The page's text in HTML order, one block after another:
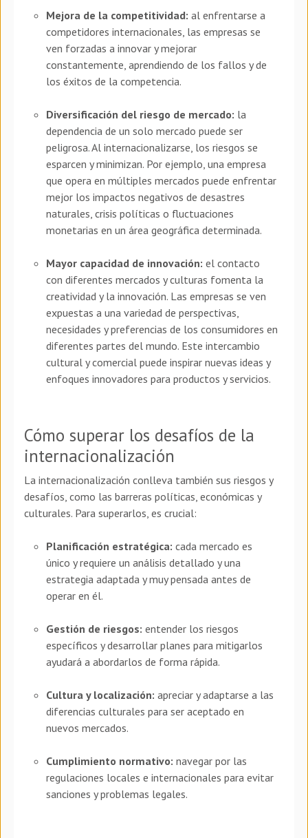
Mejora de la competitividad: al enfrentarse a
competidores internacionales, las empresas se
ven forzadas a innovar y mejorar
constantemente, aprendiendo de los fallos y de
los éxitos de la competencia.
Diversificación del riesgo de mercado: la
dependencia de un solo mercado puede ser
peligrosa. Al internacionalizarse, los riesgos se
esparcen y minimizan. Por ejemplo, una empresa
que opera en múltiples mercados puede enfrentar
mejor los impactos negativos de desastres
naturales, crisis políticas o fluctuaciones
monetarias en un área geográfica determinada.
Mayor capacidad de innovación: el contacto
con diferentes mercados y culturas fomenta la
creatividad y la innovación. Las empresas se ven
expuestas a una variedad de perspectivas,
necesidades y preferencias de los consumidores en
diferentes partes del mundo. Este intercambio
cultural y comercial puede inspirar nuevas ideas y
enfoques innovadores para productos y servicios.
Cómo superar los desafíos de la
internacionalización
La internacionalización conlleva también sus riesgos y
desafíos, como las barreras políticas, económicas y
culturales. Para superarlos, es crucial:
Planificación estratégica: cada mercado es
único y requiere un análisis detallado y una
estrategia adaptada y muy pensada antes de
operar en él.
Gestión de riesgos: entender los riesgos
específicos y desarrollar planes para mitigarlos
ayudará a abordarlos de forma rápida.
Cultura y localización: apreciar y adaptarse a las
diferencias culturales para ser aceptado en
nuevos mercados.
Cumplimiento normativo: navegar por las
regulaciones locales e internacionales para evitar
sanciones y problemas legales.